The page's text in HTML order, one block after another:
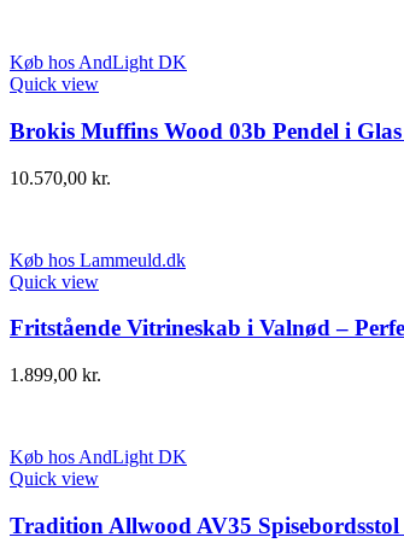
Køb hos AndLight DK
Quick view
Brokis Muffins Wood 03b Pendel i
10.570,00 kr.
Køb hos Lammeuld.dk
Quick view
Fritstående Vitrineskab i Valnød –
1.899,00 kr.
Køb hos AndLight DK
Quick view
Tradition Allwood AV35